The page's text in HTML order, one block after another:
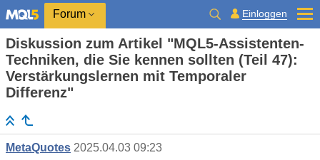
Forum Einloggen
Diskussion zum Artikel "MQL5-Assistenten-
Techniken, die Sie kennen sollten (Teil 47):
Verstärkungslernen mit Temporaler
Differenz"
MetaQuotes 2025.04.03 09:23